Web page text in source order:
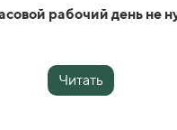
рабочий день не
Читать